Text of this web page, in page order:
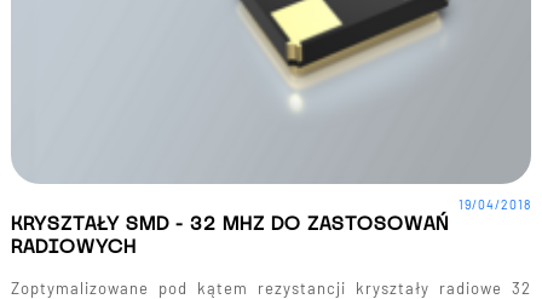
KRYSZTAŁY SMD - 32 MHZ DO ZASTOSOWAŃ
RADIOWYCH
Zoptymalizowane pod kątem rezystancji kryształy radiowe 32
19/04/2018